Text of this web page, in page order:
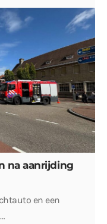
na aanrijding
en een